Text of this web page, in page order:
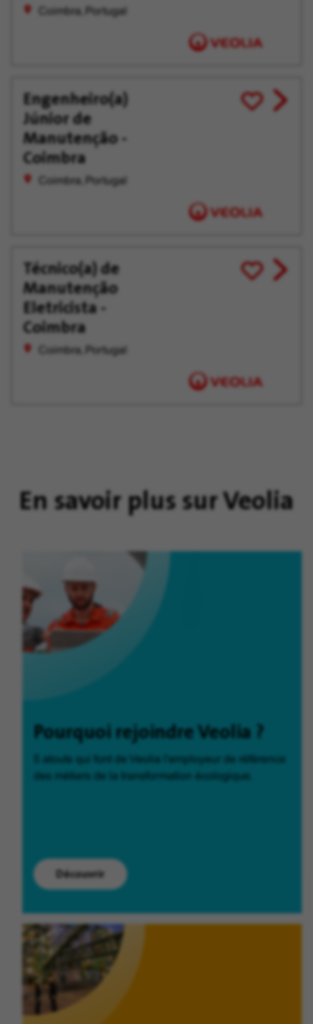
Coimbra, Portugal
Engenheiro(a)
Júnior de
Manutenção -
Coimbra
Coimbra, Portugal
Enregistrer
pour
View
job
Técnico(a) de
Manutenção
Eletricista -
Coimbra
Coimbra, Portugal
Enregistrer
pour
View
job
En savoir plus sur Veolia
Pourquoi rejoindre Veolia ?
Découvrir